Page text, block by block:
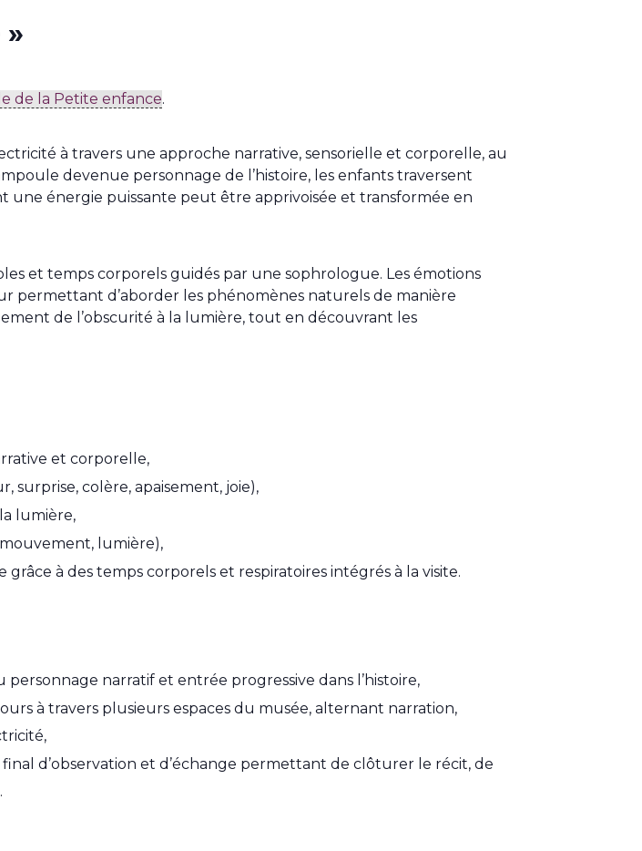
de la Petite enfance.
à travers une approche narrative, sensorielle et corporelle, au
devenue personnage de l’histoire, les enfants traversent
énergie puissante peut être apprivoisée et transformée en
et temps corporels guidés par une sophrologue. Les émotions
permettant d’aborder les phénomènes naturels de manière
de l’obscurité à la lumière, tout en découvrant les
et corporelle,
surprise, colère, apaisement, joie),
lumière,
lumière),
à des temps corporels et respiratoires intégrés à la visite.
narratif et entrée progressive dans l’histoire,
à travers plusieurs espaces du musée, alternant narration,
d’observation et d’échange permettant de clôturer le récit, de